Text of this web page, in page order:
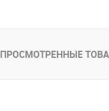
ПРОСМОТРЕННЫЕ